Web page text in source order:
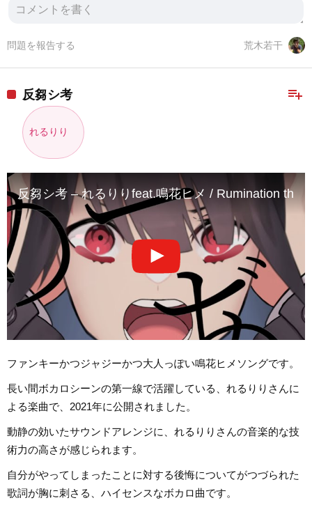
荒木若干
問題を報告する
playlist_add
反芻シ考
れるりり
反芻シ考 – れるりりfeat.鳴花ヒメ / Rumination
ファンキーかつジャジーかつ大人っぽい鳴花ヒメソングです。
長い間ボカロシーンの第一線で活躍している、れるりりさんに
よる楽曲で、2021年に公開されました。
動静の効いたサウンドアレンジに、れるりりさんの音楽的な技
術力の高さが感じられます。
自分がやってしまったことに対する後悔についてがつづられた
歌詞が胸に刺さる、ハイセンスなボカロ曲です。